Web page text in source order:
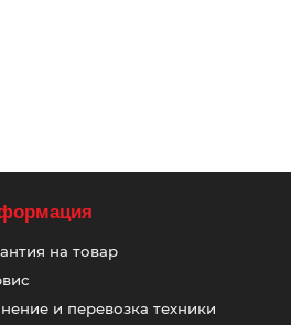
на товар
и перевозка техники